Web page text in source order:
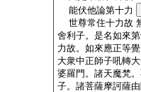
能伏他論第十力
世尊常住十力故
舍利子。是名如來
力故。如來應正等
大衆中正師子吼轉
婆羅門。諸天魔梵
子。諸菩薩摩訶薩